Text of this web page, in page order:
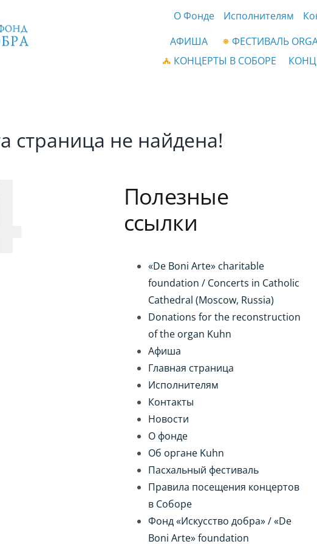
О Фонде Исполнителям
АФИША
ФЕСТИВАЛЬ
КОНЦЕРТЫ В СОБОРЕ
страница не найдена!
Полезные
ссылки
«De Boni Arte» charitable
foundation / Concerts in Catholic
Cathedral (Moscow, Russia)
Donations for the reconstruction
of the organ Kuhn
Афиша
Главная страница
Исполнителям
Контакты
Новости
О фонде
Об органе Kuhn
Пасхальный фестиваль
Правила посещения концертов
в Соборе
Фонд «Искусство добра» / «De
Boni Arte» foundation